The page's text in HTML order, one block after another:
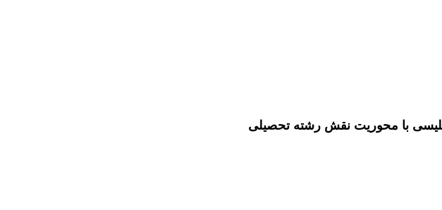
با محوریت نقش رشته تحصیلی